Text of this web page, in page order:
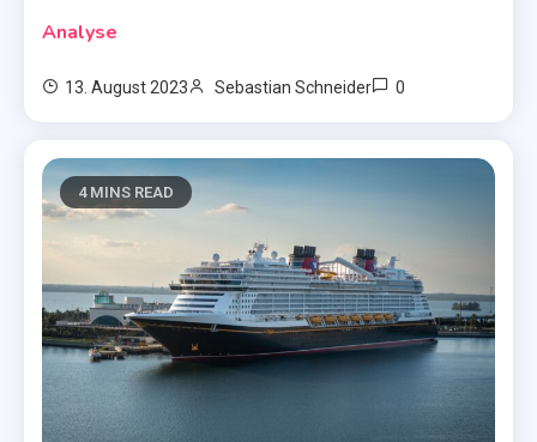
Analyse
13. August 2023 Sebastian Schneider 0
4 MINS READ